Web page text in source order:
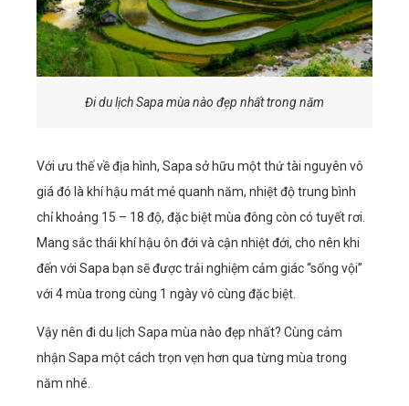
Đi du lịch Sapa mùa nào đẹp nhất trong năm
Với ưu thế về địa hình, Sapa sở hữu một thứ tài nguyên vô
giá đó là khí hậu mát mẻ quanh năm, nhiệt độ trung bình
chỉ khoảng 15 – 18 độ, đặc biệt mùa đông còn có tuyết rơi.
Mang sắc thái khí hậu ôn đới và cận nhiệt đới, cho nên khi
đến với Sapa bạn sẽ được trải nghiệm cảm giác “sống vội”
với 4 mùa trong cùng 1 ngày vô cùng đặc biệt.
Vậy nên đi du lịch Sapa mùa nào đẹp nhất? Cùng cảm
nhận Sapa một cách trọn vẹn hơn qua từng mùa trong
năm nhé.